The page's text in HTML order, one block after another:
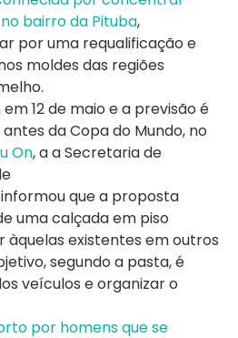
bairro da Pituba,
por uma requalificação e
moldes das regiões
.
12 de maio e a previsão é
da Copa do Mundo, no
On, a a Secretaria de
informou que a proposta
uma calçada em piso
àquelas existentes em outros
segundo a pasta, é
veículos e organizar o
por homens que se